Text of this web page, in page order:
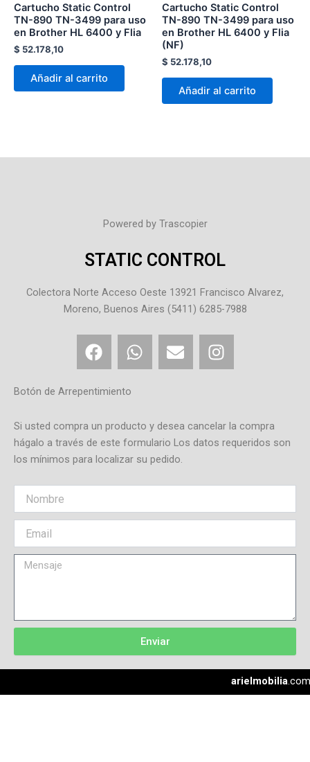
Cartucho Static Control
TN-890 TN-3499 para uso
en Brother HL 6400 y Flia
$ 52.178,10
Añadir al carrito
Cartucho Static Control
TN-890 TN-3499 para uso
en Brother HL 6400 y Flia
(NF)
$ 52.178,10
Añadir al carrito
Powered by Trascopier
STATIC CONTROL
Colectora Norte Acceso Oeste 13921 Francisco Alvarez,
Moreno, Buenos Aires (5411) 6285-7988
F
a
e
o
o
k
W
h
a
p
p
E
n
o
p
e
I
n
g
r
m
Botón de Arrepentimiento
Si usted compra un producto y desea cancelar la compra
hágalo a través de este formulario Los datos requeridos son
los mínimos para localizar su pedido.
Enviar
arielmobilia.com